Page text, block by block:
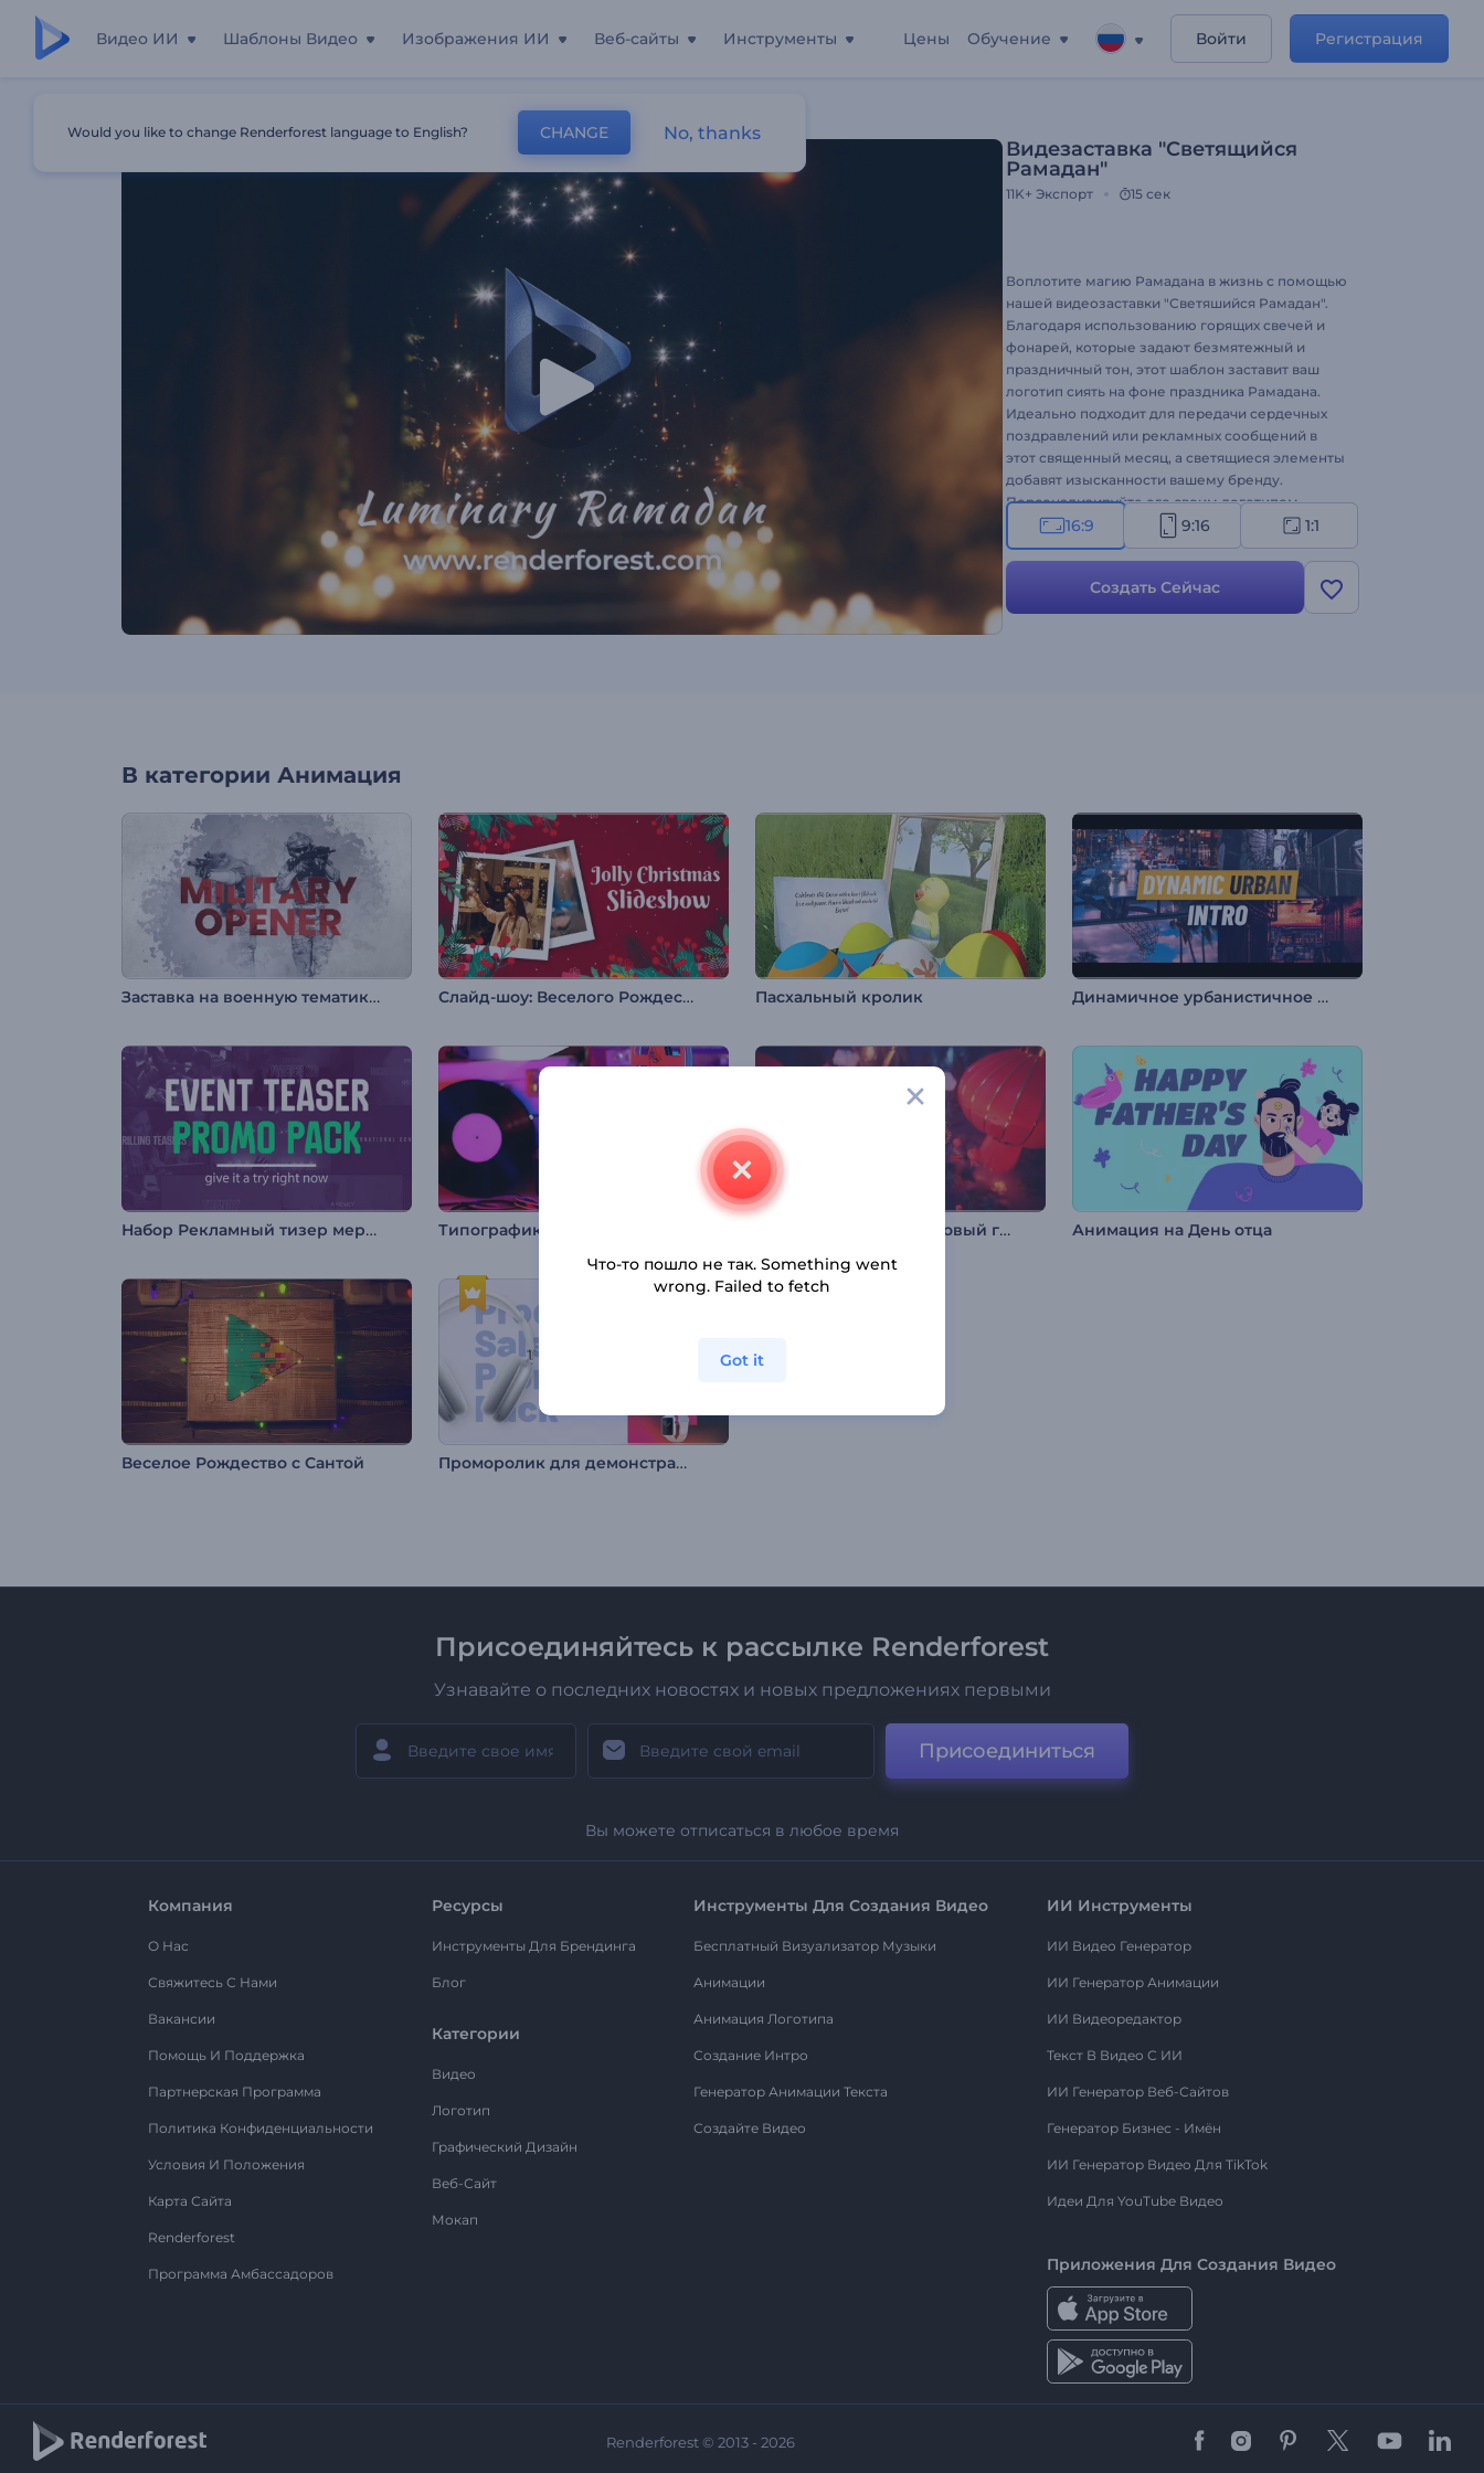
Видео ИИ Шаблоны Видео Изображения ИИ Веб-сайты Инструменты Цены Обучение Войти Регистрация
Видезаставка "Светящийся Рамадан"
Видезаставка "Светящийся
Рамадан"
11K+ Экспорт 15 сек
Воплотите магию Рамадана в жизнь с помощью
нашей видеозаставки "Светяшийся Рамадан".
Благодаря использованию горящих свечей и
фонарей, которые задают безмятежный и
праздничный тон, этот шаблон заставит ваш
логотип сиять на фоне праздника Рамадана.
Идеально подходит для передачи сердечных
поздравлений или рекламных сообщений в
этот священный месяц, а светящиеся элементы
добавят изысканности вашему бренду.
Персонализируйте его своим логотипом,
добавьте специальные сообщения и выберите
идеальную фоновую музыку, чтобы создать
незабываемую заставку Рамадана. Создавайте
прямо сейчас!
16:9 9:16 1:1
Создать Сейчас
В категории Анимация
Заставка на военную тематику / День Победы Слайд-шоу: Веселого Рождества Пасхальный кролик Динамичное урбанистичное интро
Набор Рекламный тизер мероприятия Заставка: Китайский Новый год Анимация на День отца
Веселое Рождество с Сантой Проморолик для демонстрации товаров
Присоединяйтесь к рассылке Renderforest
Узнавайте о последних новостях и новых предложениях первыми
Присоединиться
Вы можете отписаться в любое время
Компания
О Нас
Свяжитесь С Нами
Вакансии
Помощь И Поддержка
Партнерская Программа
Политика Конфиденциальности
Условия И Положения
Карта Сайта
Renderforest
Программа Амбассадоров
Ресурсы
Инструменты Для Брендинга
Блог
Категории
Видео
Логотип
Графический Дизайн
Веб-Сайт
Мокап
Инструменты Для Создания Видео
Бесплатный Визуализатор Музыки
Анимации
Анимация Логотипа
Создание Интро
Генератор Анимации Текста
Создайте Видео
ИИ Инструменты
ИИ Видео Генератор
ИИ Генератор Анимации
ИИ Видеоредактор
Текст В Видео С ИИ
ИИ Генератор Веб-Сайтов
Генератор Бизнес - Имён
ИИ Генератор Видео Для TikTok
Идеи Для YouTube Видео
Приложения Для Создания Видео
Renderforest © 2013 - 2026
Would you like to change Renderforest language to English? CHANGE No, thanks
Что-то пошло не так. Something went
wrong. Failed to fetch
Got it